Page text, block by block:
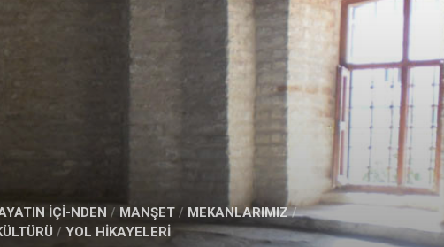
ADAMLAR
ÖDEME
İÇİ-NDEN / MANŞET / MEKANLARIMIZ/
/ YOL HİKAYELERİ